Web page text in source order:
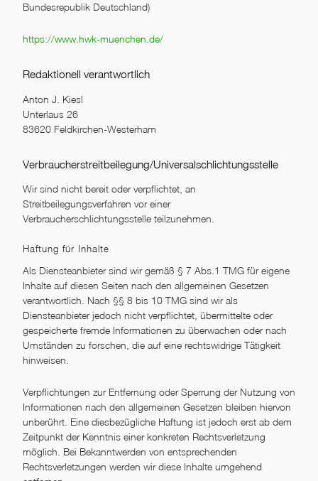
Bundesrepublik Deutschland)
https://www.hwk-muenchen.de/
Redaktionell verantwortlich
Anton J. Kiesl
Unterlaus 26
83620 Feldkirchen-Westerham
Verbraucher­streit­beilegung/Universal­schlichtungs­stelle
Wir sind nicht bereit oder verpflichtet, an
Streitbeilegungsverfahren vor einer
Verbraucherschlichtungsstelle teilzunehmen.
Haftung für Inhalte
Als Diensteanbieter sind wir gemäß § 7 Abs.1 TMG für eigene
Inhalte auf diesen Seiten nach den allgemeinen Gesetzen
verantwortlich. Nach §§ 8 bis 10 TMG sind wir als
Diensteanbieter jedoch nicht verpflichtet, übermittelte oder
gespeicherte fremde Informationen zu überwachen oder nach
Umständen zu forschen, die auf eine rechtswidrige Tätigkeit
hinweisen.
Verpflichtungen zur Entfernung oder Sperrung der Nutzung von
Informationen nach den allgemeinen Gesetzen bleiben hiervon
unberührt. Eine diesbezügliche Haftung ist jedoch erst ab dem
Zeitpunkt der Kenntnis einer konkreten Rechtsverletzung
möglich. Bei Bekanntwerden von entsprechenden
Rechtsverletzungen werden wir diese Inhalte umgehend